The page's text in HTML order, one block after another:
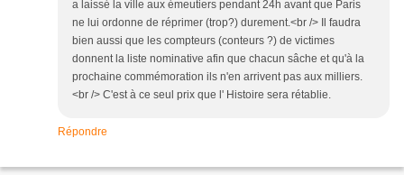
a laissé la ville aux émeutiers pendant 24h avant que Paris
ne lui ordonne de réprimer (trop?) durement.<br /> Il faudra
bien aussi que les compteurs (conteurs ?) de victimes
donnent la liste nominative afin que chacun sâche et qu'à la
prochaine commémoration ils n'en arrivent pas aux milliers.
<br /> C'est à ce seul prix que l' Histoire sera rétablie.
Répondre